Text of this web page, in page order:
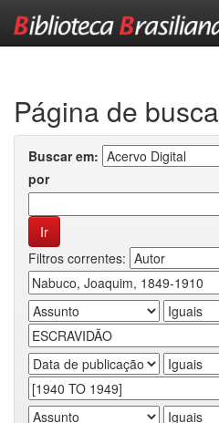
Página de busca
Buscar em:
por
Filtros correntes: